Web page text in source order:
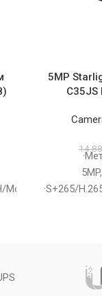
5MP
·S+265/